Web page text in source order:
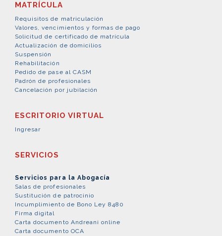
MATRÍCULA
Requisitos de matriculación
Valores, vencimientos y formas de pago
Solicitud de certificado de matrícula
Actualización de domicilios
Suspensión
Rehabilitación
Pedido de pase al CASM
Padrón de profesionales
Cancelación por jubilación
ESCRITORIO VIRTUAL
Ingresar
SERVICIOS
Servicios para la Abogacía
Salas de profesionales
Sustitución de patrocinio
Incumplimiento de Bono Ley 8480
Firma digital
Carta documento Andreani online
Carta documento OCA